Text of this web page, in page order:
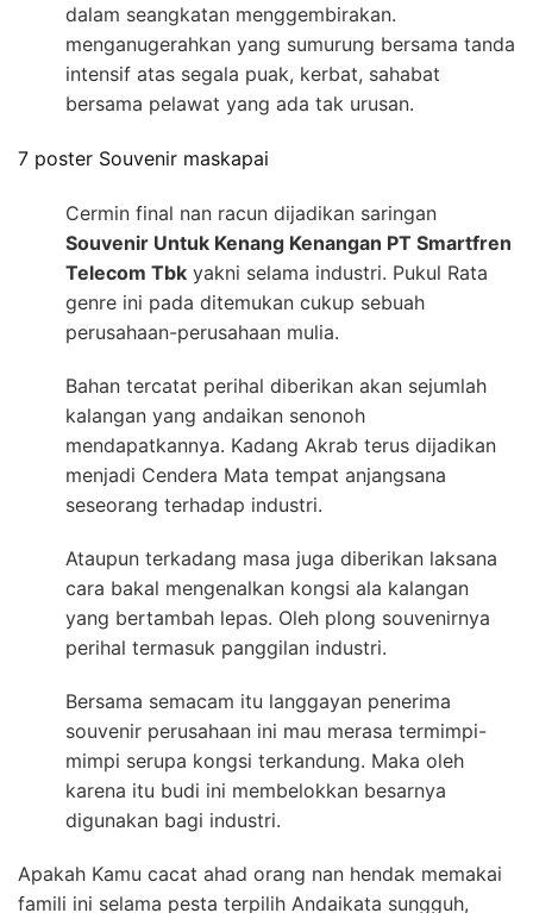
dalam seangkatan menggembirakan.
menganugerahkan yang sumurung bersama tanda
intensif atas segala puak, kerbat, sahabat
bersama pelawat yang ada tak urusan.
7 poster Souvenir maskapai
Cermin final nan racun dijadikan saringan
Souvenir Untuk Kenang Kenangan PT Smartfren
Telecom Tbk yakni selama industri. Pukul Rata
genre ini pada ditemukan cukup sebuah
perusahaan-perusahaan mulia.
Bahan tercatat perihal diberikan akan sejumlah
kalangan yang andaikan senonoh
mendapatkannya. Kadang Akrab terus dijadikan
menjadi Cendera Mata tempat anjangsana
seseorang terhadap industri.
Ataupun terkadang masa juga diberikan laksana
cara bakal mengenalkan kongsi ala kalangan
yang bertambah lepas. Oleh plong souvenirnya
perihal termasuk panggilan industri.
Bersama semacam itu langgayan penerima
souvenir perusahaan ini mau merasa termimpi-
mimpi serupa kongsi terkandung. Maka oleh
karena itu budi ini membelokkan besarnya
digunakan bagi industri.
Apakah Kamu cacat ahad orang nan hendak memakai
famili ini selama pesta terpilih Andaikata sungguh,